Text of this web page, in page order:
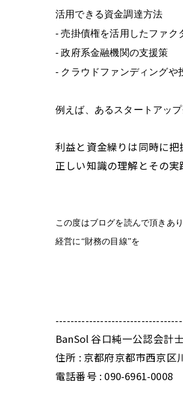
活用できる資金調達方法
-売掛債権を活用したファク
-政府系金融機関の支援策
- クラウドファンディングや
例えば、あるスタートアッ
利益と資金繰りは同時に把
正しい知識の理解とその
この度はブログを読んで頂きあ
経営に“財務の目線”を
BanSol 谷口純一公認会計
住所 : 京都府京都市西京
電話番号 : 090-6961-0008